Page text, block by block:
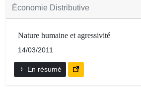
Économie Distributive
Nature humaine et agressivité
14/03/2011
En résumé